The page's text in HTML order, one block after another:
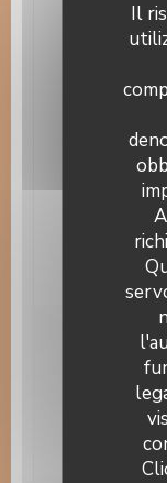
Il
cibo da
menu in
specifici,
fatti in casa,
di
Eurocard /
Buoni